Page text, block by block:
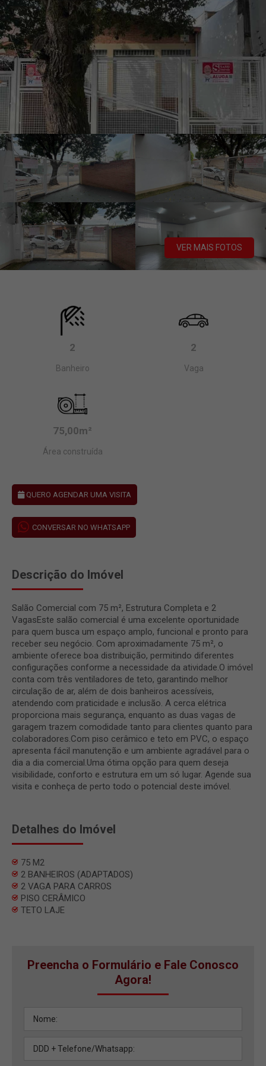
VER MAIS FOTOS
2
Banheiro
2
Vaga
75,00m²
Área construída
QUERO AGENDAR UMA VISITA
CONVERSAR NO WHATSAPP
Descrição do Imóvel
Salão Comercial com 75 m², Estrutura Completa e 2
VagasEste salão comercial é uma excelente oportunidade
para quem busca um espaço amplo, funcional e pronto para
receber seu negócio. Com aproximadamente 75 m², o
ambiente oferece boa distribuição, permitindo diferentes
configurações conforme a necessidade da atividade.O imóvel
conta com três ventiladores de teto, garantindo melhor
circulação de ar, além de dois banheiros acessíveis,
atendendo com praticidade e inclusão. A cerca elétrica
proporciona mais segurança, enquanto as duas vagas de
garagem trazem comodidade tanto para clientes quanto para
colaboradores.Com piso cerâmico e teto em PVC, o espaço
apresenta fácil manutenção e um ambiente agradável para o
dia a dia comercial.Uma ótima opção para quem deseja
visibilidade, conforto e estrutura em um só lugar. Agende sua
visita e conheça de perto todo o potencial deste imóvel.
Detalhes do Imóvel
75 M2
2 BANHEIROS (ADAPTADOS)
2 VAGA PARA CARROS
PISO CERÂMICO
TETO LAJE
Preencha o Formulário e Fale Conosco
Agora!